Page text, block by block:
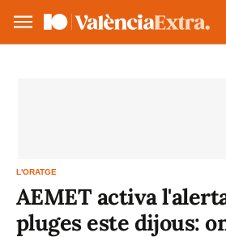
L'ORATGE
AEMET activa
pluges este dijous: